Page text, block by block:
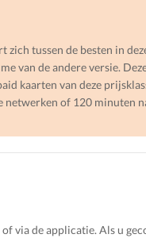
tussen de besten in
van de andere versie.
kaarten van deze
of 120 minuten
via de applicatie. Als u